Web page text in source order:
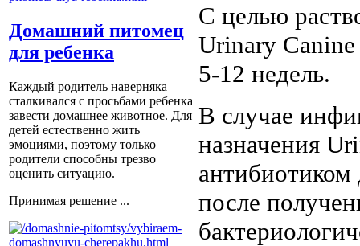
Домашний питомец
для ребенка
Каждый родитель наверняка
сталкивался с просьбами ребенка
завести домашнее животное. Для
детей естественно жить
эмоциями, поэтому только
родители способны трезво
оценить ситуацию.
Принимая решение ...
С целью
Urinary Canine
5-12 недель.
В случае
назначения
после